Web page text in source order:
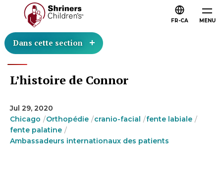
MENU
FR-CA
Dans cette section
L’histoire de Connor
Jul 29, 2020
Chicago
Orthopédie cranio-facial
fente labiale
fente palatine
Ambassadeurs internationaux des patients